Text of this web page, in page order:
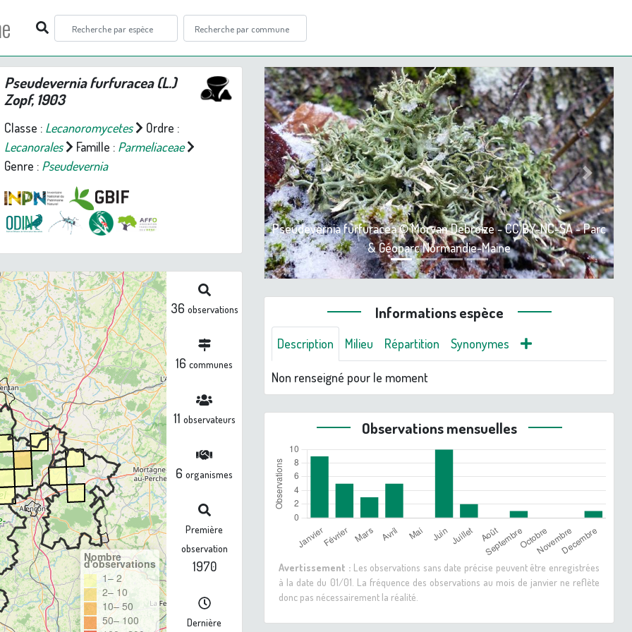
Pseudevernia furfuracea(L.)
Zopf, 1903
Classe : Lecanoromycetes
Ordre :
Lecanorales
Famille : Parmeliaceae
Genre : Pseudevernia
Nombre
d'observations
1– 2
2– 10
10– 50
50– 100
36 observations
16 communes
11 observateurs
6organismes
Première
observation
1970
Dernière
Pseudevernia furfuracea © Morvan Debroize - CC BY-NC-SA - Parc
& Géoparc Normandie-Maine
Previous Next
Informations espèce
Description Milieu Répartition Synonymes
Non renseigné pour le moment
Observations mensuelles
Avertissement :Les observations sans date précise peuvent être enregistrées
à la date du 01/01. La fréquence des observations au mois de janvier ne reflète
donc pas nécessairement la réalité.